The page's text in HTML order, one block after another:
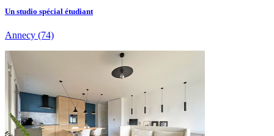
Un studio spécial étudiant
Annecy (74)